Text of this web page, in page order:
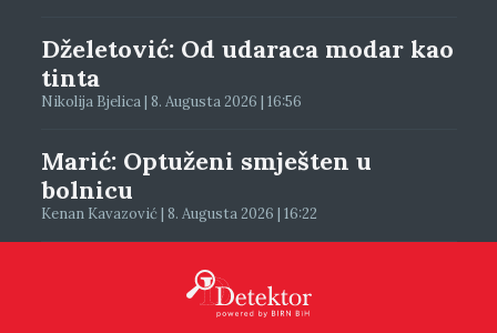
Dželetović: Od udaraca modar kao
tinta
Nikolija Bjelica | 8. Augusta 2026 | 16:56
Marić: Optuženi smješten u
bolnicu
Kenan Kavazović | 8. Augusta 2026 | 16:22